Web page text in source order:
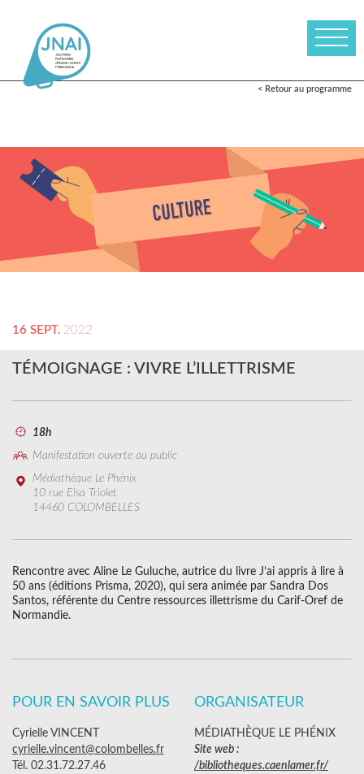
< Retour au programme
16 SEPT. 2022
TÉMOIGNAGE : VIVRE L’ILLETTRISME
18h
Manifestation ouverte au public
Médiathèque Le Phénix
10 rue Elsa Triolet
14460 COLOMBELLES
Rencontre avec Aline Le Guluche, autrice du livre J’ai appris à lire à
50 ans (éditions Prisma, 2020), qui sera animée par Sandra Dos
Santos, référente du Centre ressources illettrisme du Carif-Oref de
Normandie.
POUR EN SAVOIR PLUS
Cyrielle VINCENT
cyrielle.vincent@colombelles.fr
Tél. 02.31.72.27.46
ORGANISATEUR
MÉDIATHÈQUE LE PHÉNIX
Site web :
/bibliotheques.caenlamer.fr/